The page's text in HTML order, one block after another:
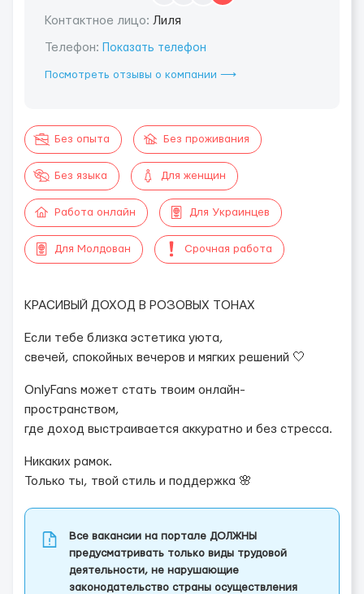
Контактное лицо: Лиля
Телефон: Показать телефон
Посмотреть отзывы о компании ⟶
Без опыта Без проживания
Без языка Для женщин
Работа онлайн Для Украинцев
Для Молдован Срочная работа
КРАСИВЫЙ ДОХОД В РОЗОВЫХ ТОНАХ
Если тебе близка эстетика уюта,
свечей, спокойных вечеров и мягких решений 🤍
OnlyFans может стать твоим онлайн-
пространством,
где доход выстраивается аккуратно и без стресса.
Никаких рамок.
Только ты, твой стиль и поддержка 🌸
Все вакансии на портале ДОЛЖНЫ
предусматривать только виды трудовой
деятельности, не нарушающие
законодательство страны осуществления